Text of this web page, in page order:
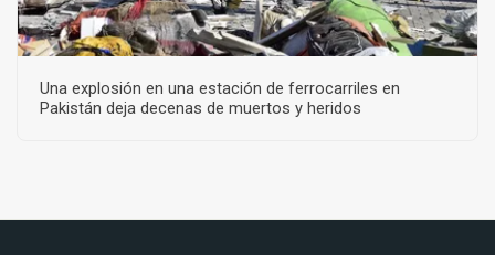
Una explosión en una estación de ferrocarriles en
Pakistán deja decenas de muertos y heridos